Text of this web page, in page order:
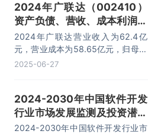
2024年广联达（002410）
资产负债、营收、成本利润及
主营业务（数字成本、数字施
工）数据统计
2024年广联达营业收入为62.4亿
元，营业成本为58.65亿元，归母公
司净利润为2.5亿元，总资产为
2025-06-27
2024-2030年中国软件开发
行业市场发展监测及投资潜力
预测报告
2024-2030年中国软件开发行业市